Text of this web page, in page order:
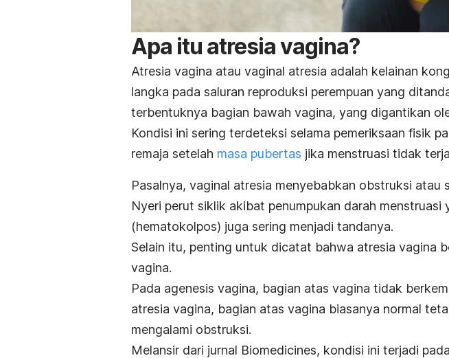
Apa itu atresia vagina?
Atresia vagina atau vaginal atresia adalah kelainan
langka pada saluran reproduksi perempuan yang
terbentuknya bagian bawah vagina, yang digantikan
Kondisi ini sering terdeteksi selama pemeriksaan fisik
remaja setelah masa pubertas jika menstruasi tidak
Pasalnya, vaginal atresia menyebabkan obstruksi atau
Nyeri perut siklik akibat penumpukan darah menstruasi
(hematokolpos) juga sering menjadi tandanya.
Selain itu, penting untuk dicatat bahwa atresia vagina
vagina.
Pada agenesis vagina, bagian atas vagina tidak
atresia vagina, bagian atas vagina biasanya normal
mengalami obstruksi.
​Melansir dari jurnal Biomedicines, kondisi ini terjadi